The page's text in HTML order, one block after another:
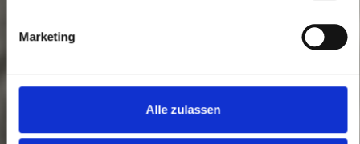
Marketing
Alle zulassen